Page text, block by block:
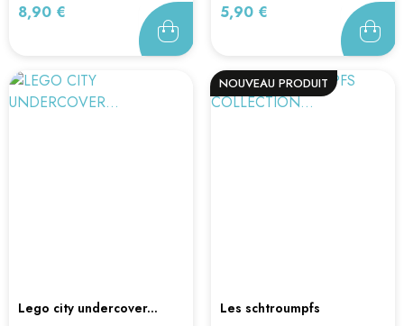
Prix
8,90 € Prix
5,90 €
lego city undercover...
les schtroumpfs
NOUVEAU PRODUIT